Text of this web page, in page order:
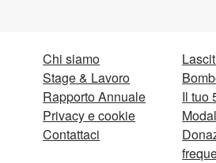
Chi siamo
Stage & Lavoro
Rapporto Annuale
Privacy e cookie
Contattaci
Il tuo